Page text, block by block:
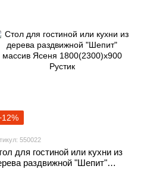
550022
для гостиной или кухни из
раздвижной "Шепит"